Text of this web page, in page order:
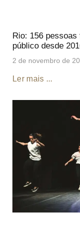
Rio: 156
público desde
2 de novembro de
Ler mais ...